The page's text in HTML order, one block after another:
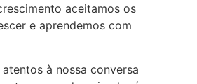
aceitamos os
e aprendemos com
à nossa conversa